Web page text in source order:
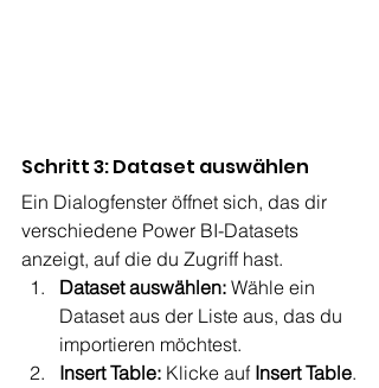
Schritt 3: Dataset auswählen
Ein Dialogfenster öffnet sich, das dir
verschiedene Power BI-Datasets
anzeigt, auf die du Zugriff hast.
Dataset auswählen: Wähle ein
Dataset aus der Liste aus, das du
importieren möchtest.
Insert Table: Klicke auf Insert Table.